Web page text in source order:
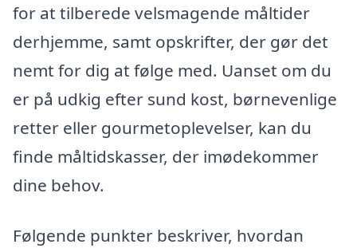
for at tilberede velsmagende måltider
derhjemme, samt opskrifter, der gør det
nemt for dig at følge med. Uanset om du
er på udkig efter sund kost, børnevenlige
retter eller gourmetoplevelser, kan du
finde måltidskasser, der imødekommer
dine behov.
Følgende punkter beskriver, hvordan